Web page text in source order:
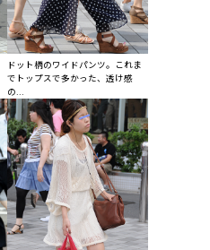
ドット柄のワイドパンツ。これま
でトップスで多かった、透け感
の...